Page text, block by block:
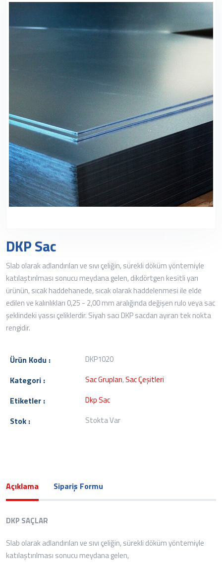
DKP Sac
Slab olarak adlandırılan ve sıvı çeliğin, sürekli döküm yöntemiyle
katılaştırılması sonucu meydana gelen, dikdörtgen kesitli yarı
ürünün, sıcak haddehanede, sıcak olarak haddelenmesi ile elde
edilen ve kalınlıkları 0,25 - 2,00 mm aralığında değişen rulo veya sac
şeklindeki yassı çeliklerdir. Siyah sacı DKP sacdan ayıran tek nokta
rengidir.
Ürün Kodu : DKP1020
Kategori : Sac Grupları,Sac Çeşitleri
Etiketler : Dkp Sac
Stok : Stokta Var
Açıklama Sipariş Formu
DKP SAÇLAR
Slab olarak adlandırılan ve sıvı çeliğin, sürekli döküm yöntemiyle
katılaştırılması sonucu meydana gelen,